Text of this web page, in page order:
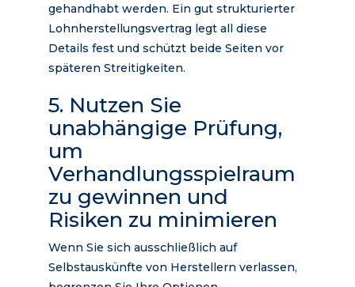
gehandhabt werden. Ein gut strukturierter
Lohnherstellungsvertrag legt all diese
Details fest und schützt beide Seiten vor
späteren Streitigkeiten.
5. Nutzen Sie
unabhängige Prüfung,
um
Verhandlungsspielraum
zu gewinnen und
Risiken zu minimieren
Wenn Sie sich ausschließlich auf
Selbstauskünfte von Herstellern verlassen,